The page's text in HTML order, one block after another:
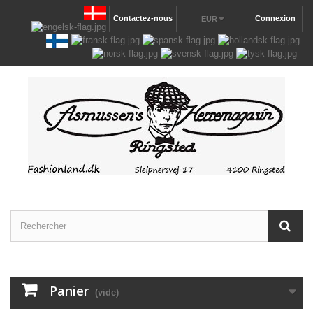
Connexion
EUR
Contactez-nous
Panier (vide)